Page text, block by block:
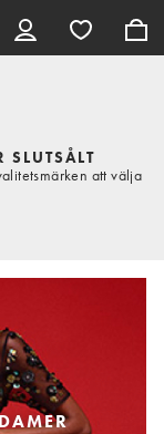
SLUTSÅLT
att välja